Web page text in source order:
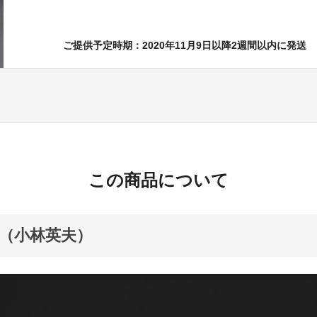
ご提供予定時期：2020年11月9日以降2週間以内に発送
この商品について
小林英夫）